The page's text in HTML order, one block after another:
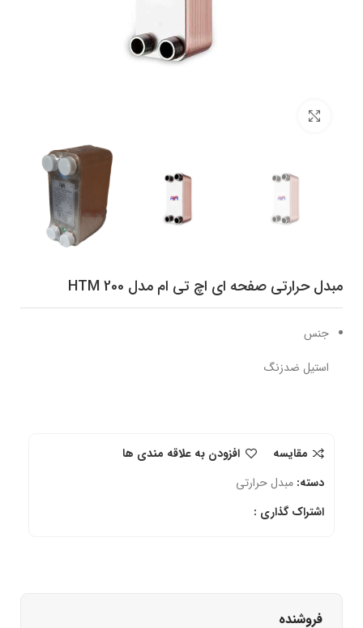
مبدل حرارتی صفحه ای اچ تی ام مدل HTM 200
جنس
استیل ضدزنگ
مقایسه
افزودن به علاقه مندی ها
دسته: مبدل حرارتی
اشتراک گذاری :
فروشنده